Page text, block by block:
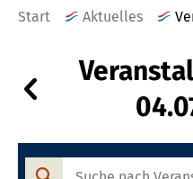
Start Aktuelles
Veranstaltungen
Suche